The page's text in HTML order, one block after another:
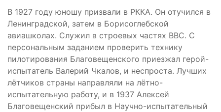
В 1927 году юношу призвали в РККА. Он отучился в
Ленинградской, затем в Борисоглебской
авиашколах. Служил в строевых частях ВВС. С
персональным заданием проверить технику
пилотирования Благовещенского приезжал герой-
испытатель Валерий Чкалов, и неспроста. Лучших
лётчиков страны направляли на лётно-
испытательную работу, и в 1937 Алексей
Благовещенский прибыл в Научно-испытательный